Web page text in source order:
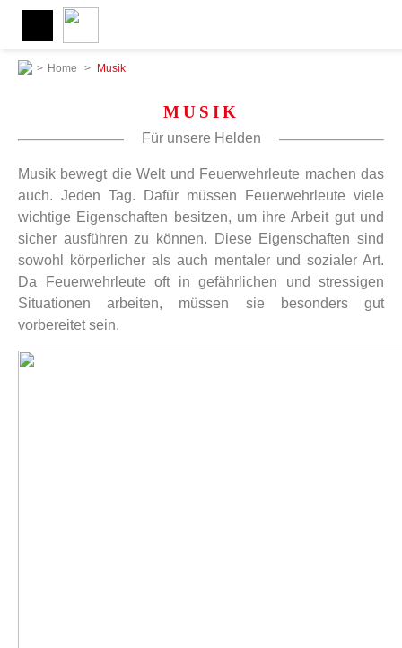
> Home > Musik
MUSIK
Für unsere Helden
Musik bewegt die Welt und Feuerwehrleute machen das
auch. Jeden Tag. Dafür müssen Feuerwehrleute viele
wichtige Eigenschaften besitzen, um ihre Arbeit gut und
sicher ausführen zu können. Diese Eigenschaften sind
sowohl körperlicher als auch mentaler und sozialer Art.
Da Feuerwehrleute oft in gefährlichen und stressigen
Situationen arbeiten, müssen sie besonders gut
vorbereitet sein.